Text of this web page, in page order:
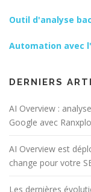
Outil d'analyse
Automation avec
DERNIERS
AI Overview :
Google avec
AI Overview est
change pour votre
Les dernières